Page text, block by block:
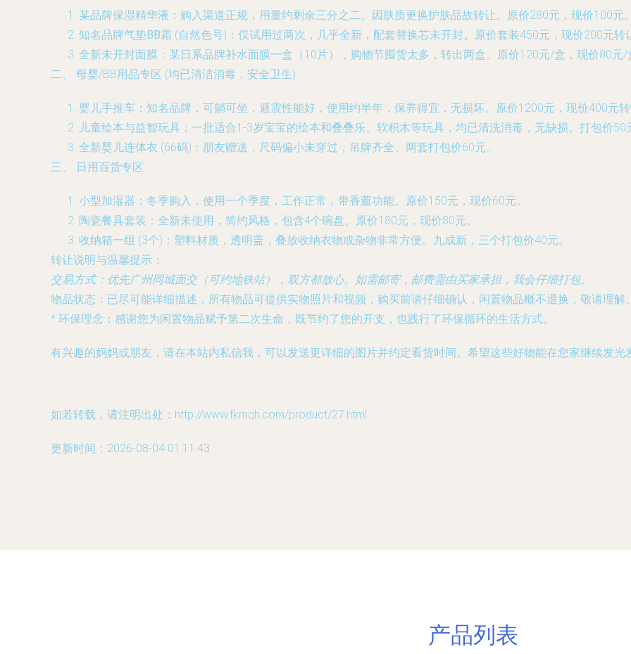
某品牌保湿精华液 ：购入渠道正规，用量约剩余三分之二。因肤质更换护肤品故转让。原价280元，现价100元。
知名品牌气垫BB霜 (自然色号)：仅试用过两次，几乎全新，配套替换芯未开封。原价套装450元，现价200元转
全新未开封面膜 ：某日系品牌补水面膜一盒（10片），购物节囤货太多，转出两盒。原价120元/盒，现价80元/
二、 母婴/BB用品专区 (均已清洁消毒，安全卫生)
婴儿手推车 ：知名品牌，可躺可坐，避震性能好，使用约半年，保养得宜，无损坏。原价1200元，现价400元转
儿童绘本与益智玩具 ：一批适合1-3岁宝宝的绘本和叠叠乐、软积木等玩具，均已清洗消毒，无缺损。打包价50
全新婴儿连体衣 (66码)：朋友赠送，尺码偏小未穿过，吊牌齐全。两套打包价60元。
三、 日用百货专区
小型加湿器 ：冬季购入，使用一个季度，工作正常，带香薰功能。原价150元，现价60元。
陶瓷餐具套装 ：全新未使用，简约风格，包含4个碗盘。原价180元，现价80元。
收纳箱一组 (3个)：塑料材质，透明盖，叠放收纳衣物或杂物非常方便。九成新，三个打包价40元。
转让说明与温馨提示 ：
交易方式：优先广州同城面交（可约地铁站），双方都放心。如需邮寄，邮费需由买家承担，我会仔细打包。
物品状态 ：已尽可能详细描述，所有物品可提供实物照片和视频，购买前请仔细确认，闲置物品概不退换，敬请理解。
* 环保理念 ：感谢您为闲置物品赋予第二次生命，既节约了您的开支，也践行了环保循环的生活方式。
有兴趣的妈妈或朋友，请在本站内私信我，可以发送更详细的图片并约定看货时间。希望这些好物能在您家继续发光
如若转载，请注明出处：http://www.fkmqh.com/product/27.html
更新时间：2026-08-04 01:11:43
产品列表